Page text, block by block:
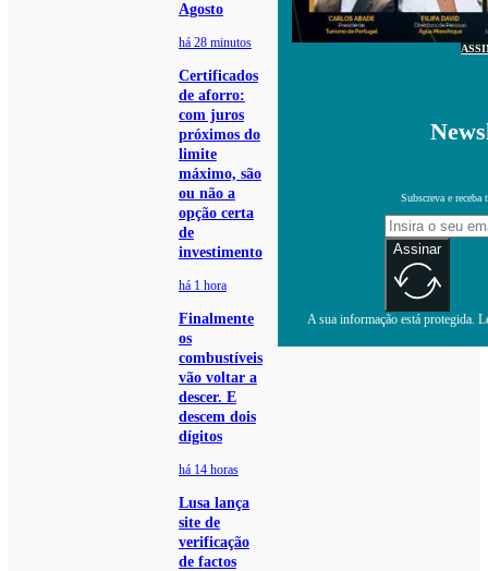
Agosto
há 28 minutos
Certificados
de aforro:
com juros
próximos do
limite
máximo, são
ou não a
opção certa
de
investimento
há 1 hora
Finalmente
os
combustíveis
vão voltar a
descer. E
descem dois
dígitos
há 14 horas
Lusa lança
site de
verificação
de factos
Subscreva e receba
Assinar
A sua informação está protegida.